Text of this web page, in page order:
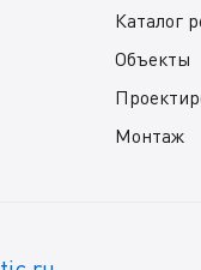
Каталог
Объекты
Монтаж